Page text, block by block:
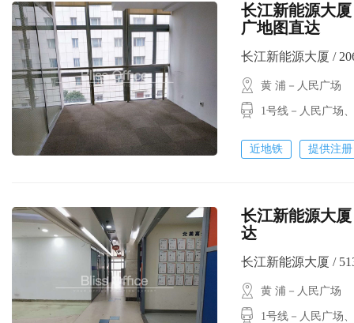
长江新能源大厦
广地图直达
长江新能源大厦 /
黄 浦－人民广场
1号线－人民广场
近地铁 提供注册
长江新能源大厦
达
长江新能源大厦 /
黄 浦－人民广场
1号线－人民广场